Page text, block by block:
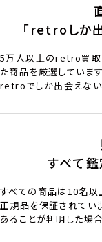
「retroしか
5万人以上のretro買取
た商品を厳選していま
retroでしか出会えない
すべて
すべての商品は10名以
正規品を保証されてい
あることが判明した場